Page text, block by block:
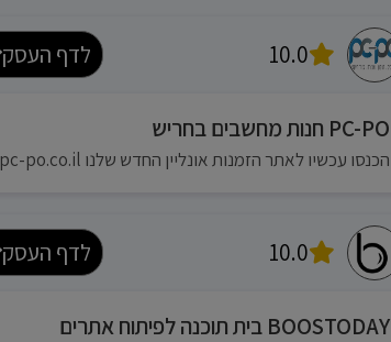
10.0 לדף העסק
PC-PO חנות מחשבים בחריש
הכנסו עכשיו לאתר הזמנות אונליין החדש שלנו pc-po.co.il
10.0 לדף העסק
BOOSTODAY בית תוכנה לפיתוח אתרים